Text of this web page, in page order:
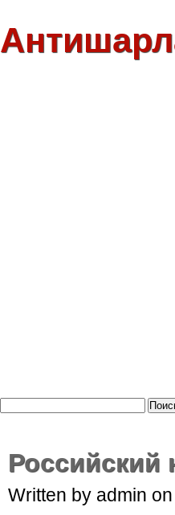
Written by admin